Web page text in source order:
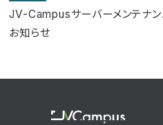
JV-Campusサーバーメンテナ
お知らせ